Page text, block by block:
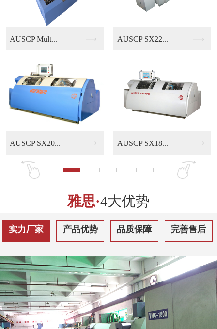
AUSCP SX22...
AUSCP SX18...
KUBUS B13/...
AUSCP QS30...
雅思·4大优势
实力厂家 产品优势 品质保障 完善售后